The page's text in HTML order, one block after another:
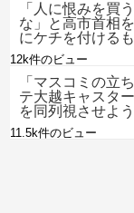
「人に恨みを買
な」と高市首相
にケチを付ける
12k件のビュー
「マスコミの立
テ大越キャスタ
を同列視させよ
11.5k件のビュー